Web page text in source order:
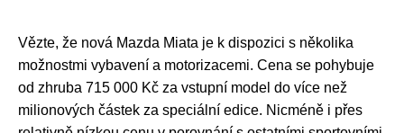
Vězte, že nová Mazda Miata je k dispozici s několika
možnostmi vybavení a motorizacemi. Cena se pohybuje
od zhruba 715 000 Kč za vstupní model do více než
milionových částek za speciální edice. Nicméně i přes